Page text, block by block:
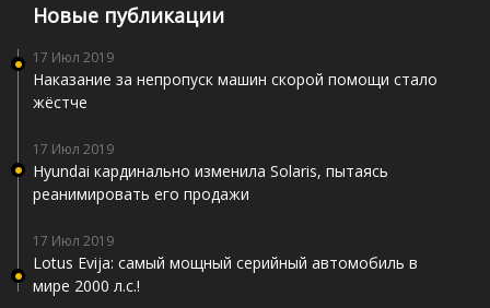
Новые публикации
17 Июл 2019
Наказание за непропуск машин скорой помощи стало
жёстче
17 Июл 2019
Hyundai кардинально изменила Solaris, пытаясь
реанимировать его продажи
17 Июл 2019
Lotus Evija: самый мощный серийный автомобиль в
мире 2000 л.с.!